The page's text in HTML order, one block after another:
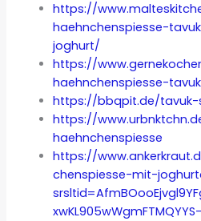
https://
haehnchenspiesse-
joghurt/
https://
haehnchenspiesse-
https://bbqpit.de/tavuk-
https://
haehnchenspiesse
https://
chenspiesse-mit-
xwKL905wWgmFTMQYYS-